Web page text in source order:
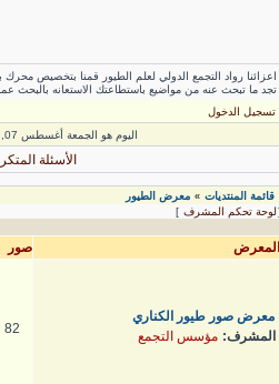
اعزائنا رواد التجمع الدولي لعلم الطيور قمنا بتخصيص
تجد ما تبحث عنه من مواضيع باستطاعتك الاستعانه بالبحث عما
تسجيل الدخول
اليوم هو الجمعة أغسطس 07, 2026 8:31 am
الأسئلة
قائمة المنتديات » معرض الطيور
لوحة تحكم المشرف ]
المعرض صور
معرض صور طيور الكناري
المشرف: مؤسس التجمع 82